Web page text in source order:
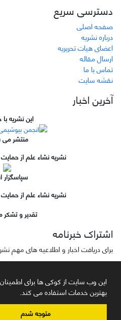
این وب سایت از کوکی ها برای اطمینان
بهترین خدمات استفاده می کند.
متوجه شدم
دسترسی سریع
صفحه اصلی
درباره نشریه
اعضای هیات تحریریه
ارسال مقاله
تماس با ما
نقشه سایت
آخرین اخبار
این نشریه
منتشر
نشریه نشاء علم از
نشریه نشاء علم از
تقدیر و تشکر
اشتراک خبرنامه
برای دریافت اخبار و اطلاعیه های مهم